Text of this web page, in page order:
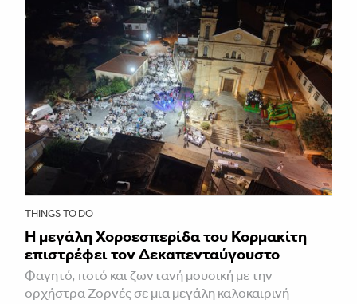
THINGS TO DO
Η μεγάλη Χοροεσπερίδα του Κορμακίτη
επιστρέφει τον Δεκαπενταύγουστο
Φαγητό, ποτό και ζωντανή μουσική με την
ορχήστρα Ζορνές σε μια μεγάλη καλοκαιρινή